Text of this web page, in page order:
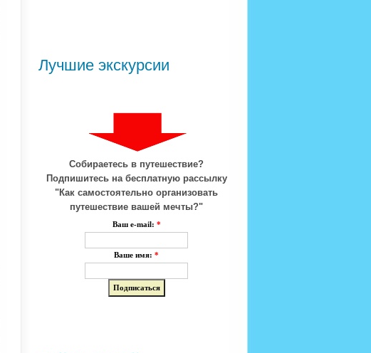
Лучшие экскурсии
Собираетесь в путешествие?
Подпишитесь на бесплатную рассылку
"Как самостоятельно организовать
путешествие вашей мечты?"
Ваш e-mail: *
Ваше имя: *